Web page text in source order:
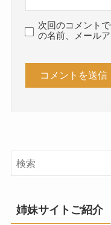
次回のコメント
の名前、メール
姉妹サイトご紹介